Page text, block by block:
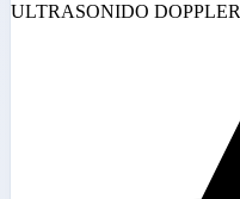
ULTRASONIDO DOPPLER